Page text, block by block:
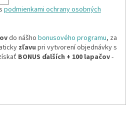
podmienkami ochrany osobných
do nášho bonusového programu, za
zľavu pri vytvorení objednávky s
BONUS ďalších + 100 lapačov-